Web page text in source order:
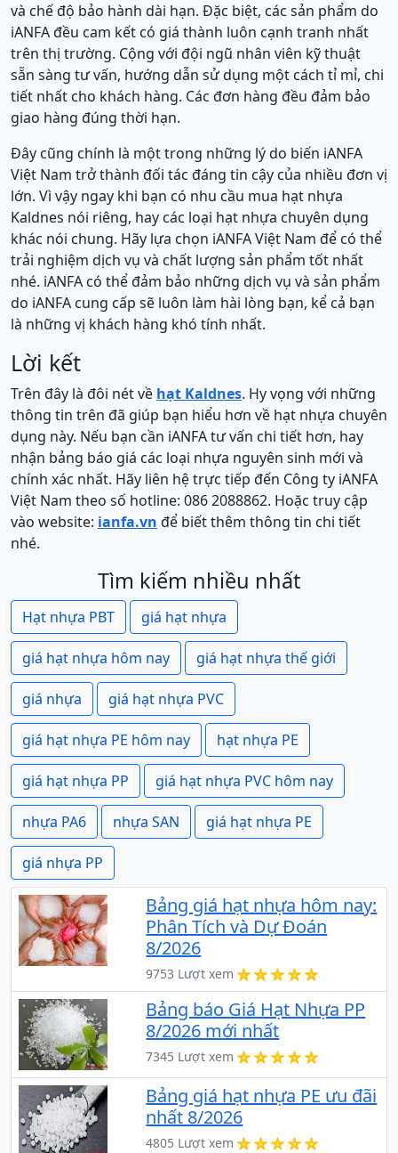
và chế độ bảo hành dài hạn. Đặc biệt, các sản phẩm do
iANFA đều cam kết có giá thành luôn cạnh tranh nhất
trên thị trường. Cộng với đội ngũ nhân viên kỹ thuật
sẵn sàng tư vấn, hướng dẫn sử dụng một cách tỉ mỉ, chi
tiết nhất cho khách hàng. Các đơn hàng đều đảm bảo
giao hàng đúng thời hạn.
Đây cũng chính là một trong những lý do biến iANFA
Việt Nam trở thành đối tác đáng tin cậy của nhiều đơn vị
lớn. Vì vậy ngay khi bạn có nhu cầu mua hạt nhựa
Kaldnes nói riêng, hay các loại hạt nhựa chuyên dụng
khác nói chung. Hãy lựa chọn iANFA Việt Nam để có thể
trải nghiệm dịch vụ và chất lượng sản phẩm tốt nhất
nhé. iANFA có thể đảm bảo những dịch vụ và sản phẩm
do iANFA cung cấp sẽ luôn làm hài lòng bạn, kể cả bạn
là những vị khách hàng khó tính nhất.
Lời kết
Trên đây là đôi nét về hạt Kaldnes. Hy vọng với những
thông tin trên đã giúp bạn hiểu hơn về hạt nhựa chuyên
dụng này. Nếu bạn cần iANFA tư vấn chi tiết hơn, hay
nhận bảng báo giá các loại nhựa nguyên sinh mới và
chính xác nhất. Hãy liên hệ trực tiếp đến Công ty iANFA
Việt Nam theo số hotline: 086 2088862. Hoặc truy cập
vào website: ianfa.vn để biết thêm thông tin chi tiết
nhé.
Tìm kiếm nhiều nhất
Hạt nhựa PBT giá hạt nhựa
giá hạt nhựa hôm nay giá hạt nhựa thế giới
giá nhựa giá hạt nhựa PVC
giá hạt nhựa PE hôm nay hạt nhựa PE
giá hạt nhựa PP giá hạt nhựa PVC hôm nay
nhựa PA6 nhựa SAN giá hạt nhựa PE
giá nhựa PP
Bảng giá hạt nhựa hôm nay:
Phân Tích và Dự Đoán
8/2026
9753 Lượt xem
Bảng báo Giá Hạt Nhựa PP
8/2026 mới nhất
7345 Lượt xem
Bảng giá hạt nhựa PE ưu đãi
nhất 8/2026
4805 Lượt xem